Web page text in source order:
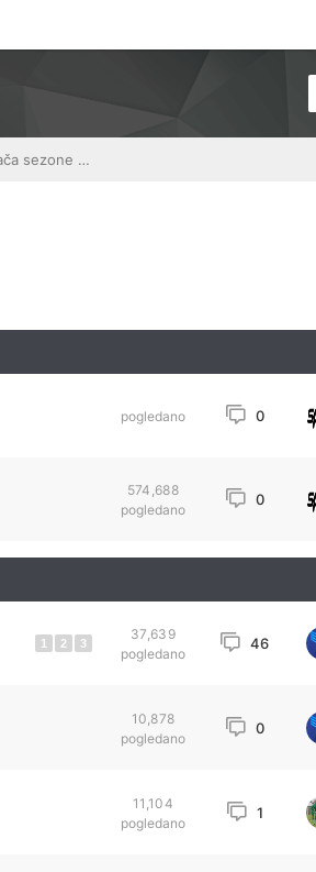
Izbor za najboljeg igrača sezone - 2017/2018
pogledano 0
574,688
pogledano
0
1 2 3
37,639
pogledano
46
10,878
pogledano
0
11,104
pogledano
1